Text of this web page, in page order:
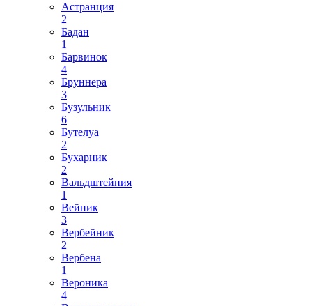
Астранция
2
Бадан
1
Барвинок
4
Бруннера
3
Бузульник
6
Бутелуа
2
Бухарник
2
Вальдштейния
1
Вейник
3
Вербейник
2
Вербена
1
Вероника
4